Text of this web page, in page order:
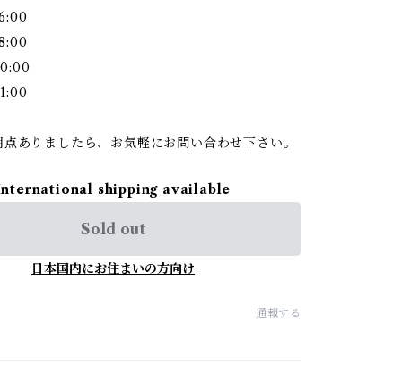
ありましたら、お気軽にお問い合わせ下さい。
shipping available
Sold out
日本国内にお住まいの方向け
通報する